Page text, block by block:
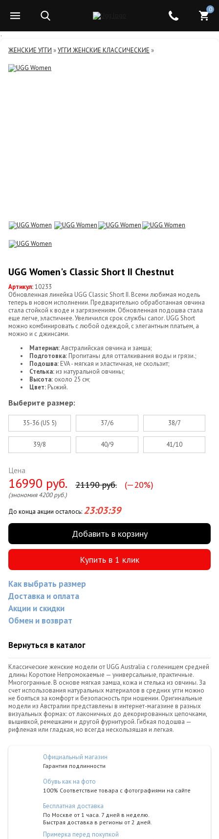
.
ЖЕНСКИЕ УГГИ »УГГИ ЖЕНСКИЕ КЛАССИЧЕСКИЕ »
UGG Women's Classic Short II Chestnut
Артикул:10233
Обновленная линейка UGG Classic Short II. Всеми любимая модель
теперь в новом исполнении. Предварительно обработанная овчина
стала стойкой к воде и загрязнениям. Обновленная подошва стала
еще легче, эластичнее. Увеличился срок службы сапог. UGG Short
можно комбинировать с любой одеждой, с элегантным платьем, а
можно и с джинсами.
Материал:Австралийская овчина и замша;
Подготовка: Пропитаны для отталкивания воды и грязи.;
Подошва: EVA - мягкая и эластичная, не скользит;
Стелька: из натуральной овчины;
Высота: около 25 см;
Цвет: Рыжий.
Выберите размер:
35-36 (US 5) 37/6 38/7
39/8 40/9 41/10
Цена
16990 руб. 21190 руб. (—20%)
(энономия 4200 руб.)
До конца акции осталось: 23:03:38
Добавить в корзину
Купить в 1 клик
Как выбрать размер
Доставка и оплата
Акции и скидки
Обмен и возврат
Вернуться в каталог
Классические женские модели от UGG Australia с голенищем средней
длины Короткие Непромокаемые — универсальные, практичные.
Многогранные. В основе мягкая замша, кожа и стелька из овчины. За
счет использования натуральных материалов в средних угги можно
не бояться за комфорт и безопасность при ношении. Оригинальные
модели из Австралии представлены в интернет-магазине в разных
визуальных формах: от лаконичных до декорированных цепочками,
вышивкой, ремешками и другой фурнитурой. Гибкая подошва —
рифленая или гладкая, но всегда нескользящая и легкая.
Официальный магазин
Гарантия подлинности
Обувь как на фото
100% Соответствие товара с фотографиями на сайте
Бесплатная доставка
По Москве от 1 часа. 7 дней в неделю.
Быстрая доставка в регионы от 2 дней.
Примерка перед покупкой
0